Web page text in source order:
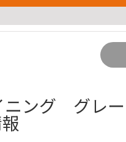
グ グレー